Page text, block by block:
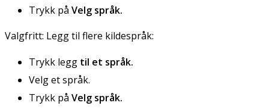
Trykk på Velg språk.
Valgfritt: Legg til flere kildespråk:
Trykk legg til et språk.
Velg et språk.
Trykk på Velg språk.